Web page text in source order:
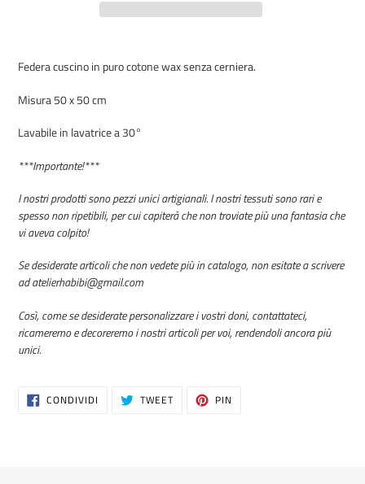
del
prodotto
nel
carrello
Federa cuscino in puro cotone wax senza cerniera.
Misura 50 x 50 cm
Lavabile in lavatrice a 30°
***Importante!***
I nostri prodotti sono pezzi unici artigianali. I nostri tessuti sono rari e
spesso non ripetibili, per cui capiterà che non troviate più una fantasia che
vi aveva colpito!
Se desiderate articoli che non vedete più in catalogo, non esitate a scrivere
ad atelierhabibi@gmail.com
Così, come se desiderate personalizzare i vostri doni, contattateci,
ricameremo e decoreremo i nostri articoli per voi, rendendoli ancora più
unici.
CONDIVIDI CONDIVIDITWEET TWITTA PIN